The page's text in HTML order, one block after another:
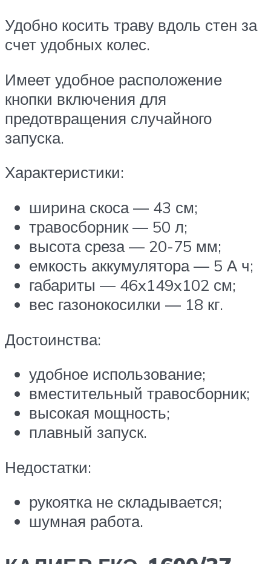
Удобно косить траву вдоль стен за
счет удобных колес.
Имеет удобное расположение
кнопки включения для
предотвращения случайного
запуска.
Характеристики:
ширина скоса — 43 см;
травосборник — 50 л;
высота среза — 20-75 мм;
емкость аккумулятора — 5 А ч;
габариты — 46x149x102 см;
вес газонокосилки — 18 кг.
Достоинства:
удобное использование;
вместительный травосборник;
высокая мощность;
плавный запуск.
Недостатки:
рукоятка не складывается;
шумная работа.